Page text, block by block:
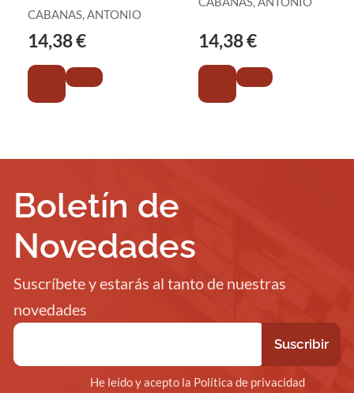
CABANAS, ANTONIO
14,38 € 14,38 €
Boletín de
Novedades
Suscríbete y estarás al tanto de nuestras
novedades
He leído y acepto la Política de privacidad